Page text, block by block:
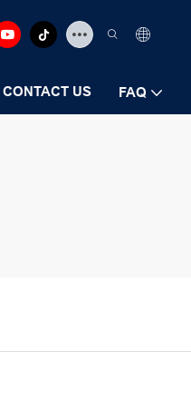
CONTACT US FAQ